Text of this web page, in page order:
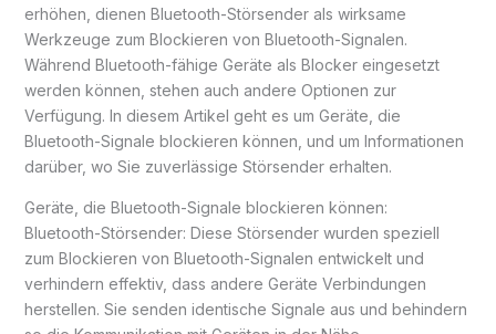
erhöhen, dienen Bluetooth-Störsender als wirksame
Werkzeuge zum Blockieren von Bluetooth-Signalen.
Während Bluetooth-fähige Geräte als Blocker eingesetzt
werden können, stehen auch andere Optionen zur
Verfügung. In diesem Artikel geht es um Geräte, die
Bluetooth-Signale blockieren können, und um Informationen
darüber, wo Sie zuverlässige Störsender erhalten.
Geräte, die Bluetooth-Signale blockieren können:
Bluetooth-Störsender: Diese Störsender wurden speziell
zum Blockieren von Bluetooth-Signalen entwickelt und
verhindern effektiv, dass andere Geräte Verbindungen
herstellen. Sie senden identische Signale aus und behindern